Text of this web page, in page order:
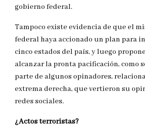
gobierno federal.
Tampoco existe evidencia de que el
federal haya accionado un plan para
cinco estados del país, y luego
alcanzar la pronta pacificación, como
parte de algunos opinadores,
extrema derecha, que vertieron su
redes sociales.
¿Actos terroristas?